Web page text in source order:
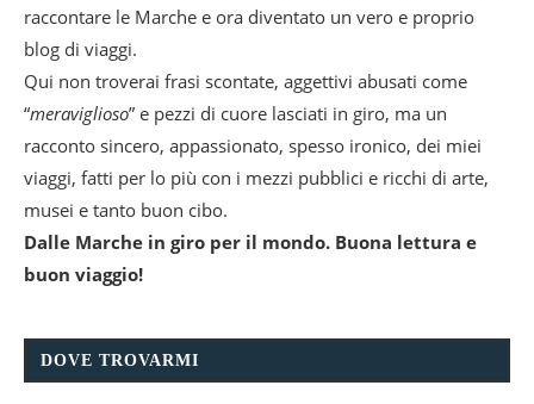
raccontare le Marche e ora diventato un vero e proprio
blog di viaggi.
Qui non troverai frasi scontate, aggettivi abusati come
“meraviglioso” e pezzi di cuore lasciati in giro, ma un
racconto sincero, appassionato, spesso ironico, dei miei
viaggi, fatti per lo più con i mezzi pubblici e ricchi di arte,
musei e tanto buon cibo.
Dalle Marche in giro per il mondo. Buona lettura e
buon viaggio!
DOVE TROVARMI